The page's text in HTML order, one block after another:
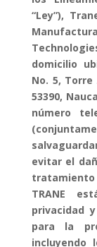
“Ley”),
domicilio
No. 5, Torre
53390,
número
evitar el
TRANE
privacidad
para la
incluyendo